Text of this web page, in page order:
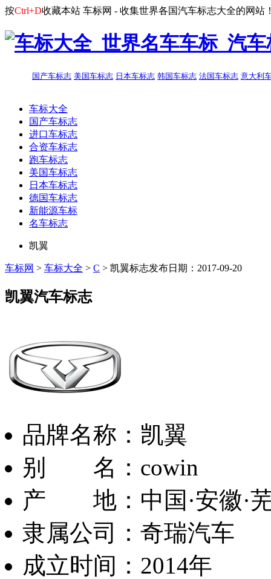
按Ctrl+D收藏本站 车标网 - 收集世界各国汽车标志大全的网站
国产车标志 美国车标志 日本车标志 韩国车标志 法国车标志 意大利
车标大全
国产车标志
进口车标志
合资车标志
跑车标志
美国车标志
日本车标志
德国车标志
新能源车标
名车标志
凯翼
车标网 > 车标大全 > C > 凯翼标志发布日期：2017-09-20
凯翼汽车标志
品牌名称：凯翼
别 名：cowin
产 地：中国·安徽·
隶属公司：奇瑞汽车
成立时间：2014年